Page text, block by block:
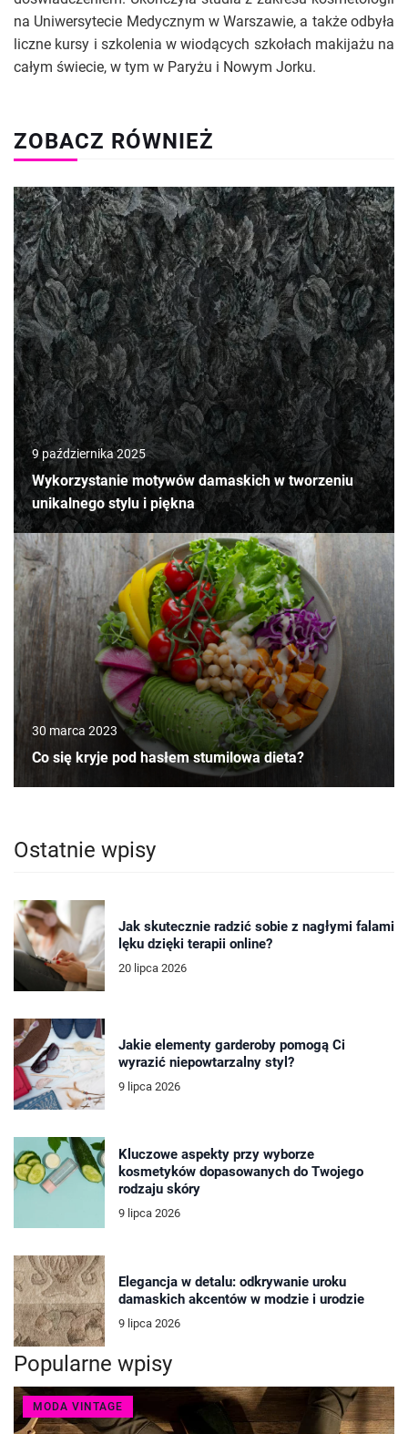
na Uniwersytecie Medycznym w Warszawie, a także odbyła
liczne kursy i szkolenia w wiodących szkołach makijażu na
całym świecie, w tym w Paryżu i Nowym Jorku.
ZOBACZ RÓWNIEŻ
9 października 2025
Wykorzystanie motywów damaskich w tworzeniu
unikalnego stylu i piękna
30 marca 2023
Co się kryje pod hasłem stumilowa dieta?
Ostatnie wpisy
Jak skutecznie radzić sobie z nagłymi falami
lęku dzięki terapii online?
20 lipca 2026
Jakie elementy garderoby pomogą Ci
wyrazić niepowtarzalny styl?
9 lipca 2026
Kluczowe aspekty przy wyborze
kosmetyków dopasowanych do Twojego
rodzaju skóry
9 lipca 2026
Elegancja w detalu: odkrywanie uroku
damaskich akcentów w modzie i urodzie
9 lipca 2026
Popularne wpisy
MODA VINTAGE